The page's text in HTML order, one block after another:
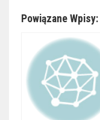
Powiązane Wpisy: